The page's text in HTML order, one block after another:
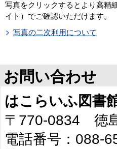
写真をクリックするとより高精
イト）でご確認いただけます。
写真の二次利用について
お問い合わせ
はこらいふ図書
〒770-0834 徳
電話番号：088-